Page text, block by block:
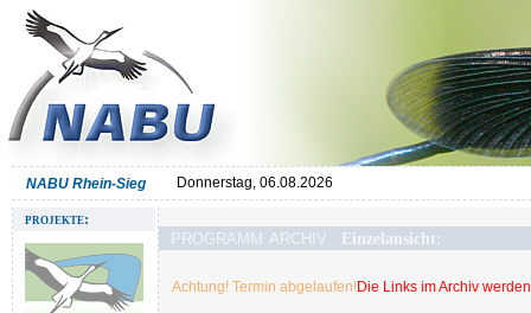
NABU Rhein-Sieg Donnerstag, 06.08.2026
projekte:
programm archiv Einzelansicht:
Achtung! Termin abgelaufen!Die Links im Archiv